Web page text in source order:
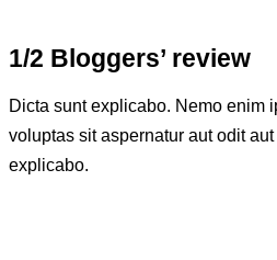
1/2 Bloggers’ review
Dicta sunt explicabo. Nemo enim
voluptas sit aspernatur aut odit
explicabo.